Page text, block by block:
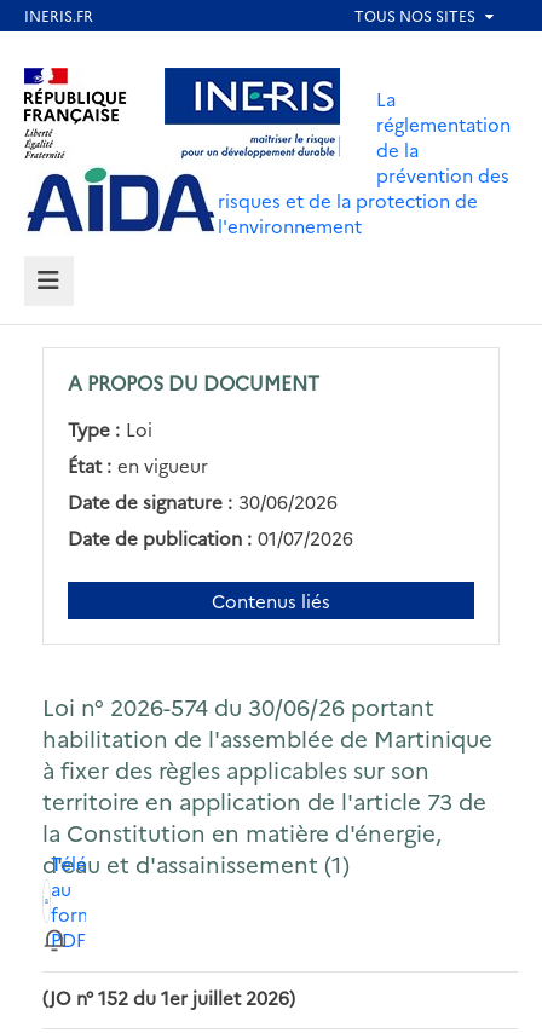
contenu
principal
Aller au contenu Aller au menu
Aller au pied de page
La
réglementation
de la
prévention des
risques et de la protection de
l'environnement
MENU
A PROPOS DU DOCUMENT
Type : Loi
État : en vigueur
Date de signature : 30/06/2026
Date de publication : 01/07/2026
Contenus liés
Loi n° 2026-574 du 30/06/26 portant
habilitation de l'assemblée de Martinique
à fixer des règles applicables sur son
territoire en application de l'article 73 de
la Constitution en matière d'énergie,
d'eau et d'assainissement (1)
Télécharger
au
format
PDF
(JO n° 152 du 1er juillet 2026)